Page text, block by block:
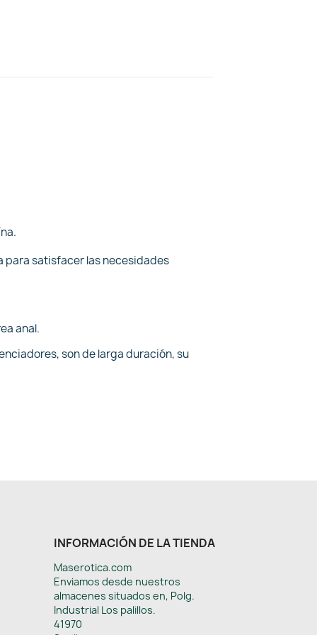
para satisfacer las necesidades
anal.
son de larga duración, su
INFORMACIÓN DE LA TIENDA
Maserotica.com
Enviamos desde nuestros
almacenes situados en, Polg.
Industrial Los palillos.
41970